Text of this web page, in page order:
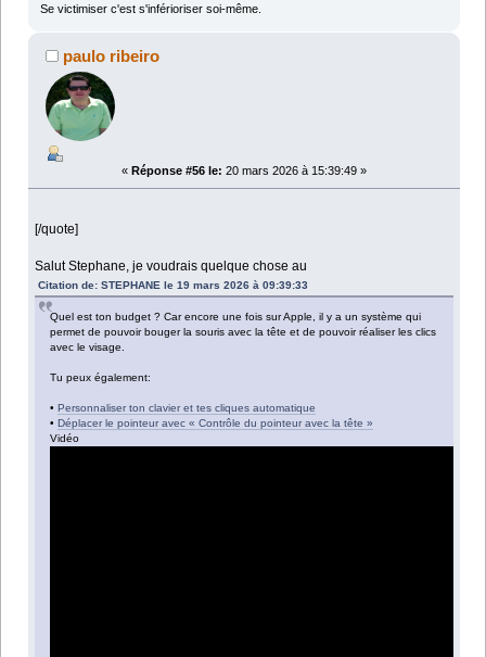
Se victimiser c'est s'inférioriser soi-même.
paulo ribeiro
« Réponse #56 le: 20 mars 2026 à 15:39:49 »
[/quote]
Salut Stephane, je voudrais quelque chose au
Citation de: STEPHANE le 19 mars 2026 à 09:39:33
Quel est ton budget ? Car encore une fois sur Apple, il y a un système qui
permet de pouvoir bouger la souris avec la tête et de pouvoir réaliser les clics
avec le visage.
Tu peux également:
•Personnaliser ton clavier et tes cliques automatique
•Déplacer le pointeur avec « Contrôle du pointeur avec la tête »
Vidéo